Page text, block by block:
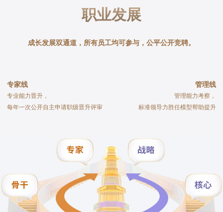
职业发展
成长发展双通道，所有员工均可参与，公平公开竞聘。
专家线
专业能力晋升，
每年一次公开自主申请职级晋升评审
管理线
管理能力考察，
标准领导力胜任模型帮助提升